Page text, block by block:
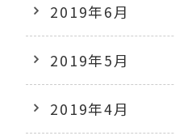
2019年6月
2019年5月
2019年4月